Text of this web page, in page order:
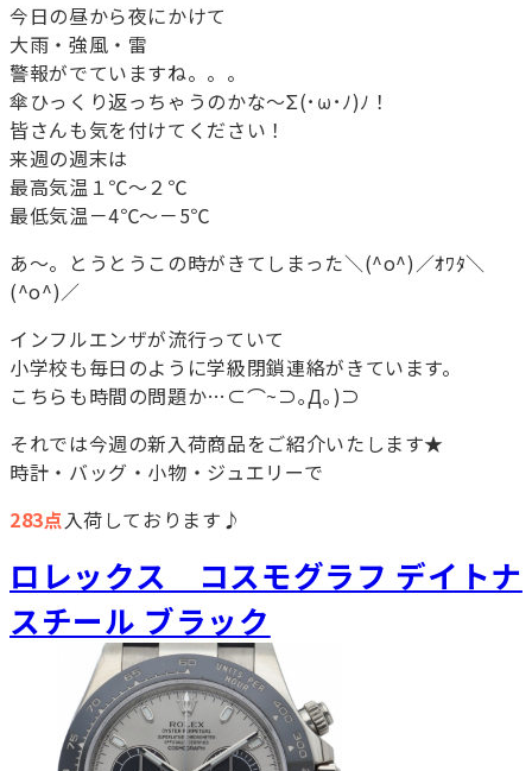
今日の昼から夜にかけて
大雨・強風・雷
警報がでていますね。。。
傘ひっくり返っちゃうのかな～Σ(･ω･ﾉ)ﾉ！
皆さんも気を付けてください！
来週の週末は
最高気温１℃～２℃
最低気温－4℃～－5℃
あ～。とうとうこの時がきてしまった＼(^o^)／ｵﾜﾀ＼
(^o^)／
インフルエンザが流行っていて
小学校も毎日のように学級閉鎖連絡がきています。
こちらも時間の問題か…⊂⌒~⊃｡Д｡)⊃
それでは今週の新入荷商品をご紹介いたします★
時計・バッグ・小物・ジュエリーで
283点入荷しております♪
ロレックス コスモグラフ デイトナ
スチール ブラック